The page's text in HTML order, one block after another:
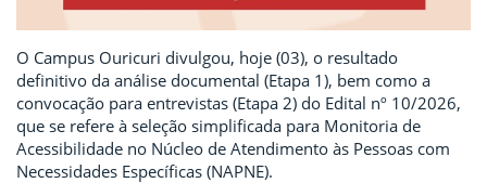
O Campus Ouricuri divulgou, hoje (03), o resultado
definitivo da análise documental (Etapa 1), bem como a
convocação para entrevistas (Etapa 2) do Edital nº 10/2026,
que se refere à seleção simplificada para Monitoria de
Acessibilidade no Núcleo de Atendimento às Pessoas com
Necessidades Específicas (NAPNE).